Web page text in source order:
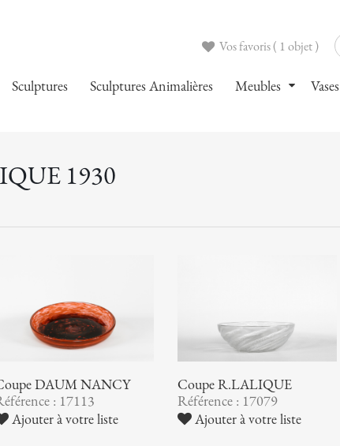
Vos favoris ( 1 objet )
Sculptures Sculptures Animalières Meubles Vases
1930
DAUM NANCY
: 17113
Ajouter à votre liste
Coupe R.LALIQUE
Référence : 17079
Ajouter à votre liste